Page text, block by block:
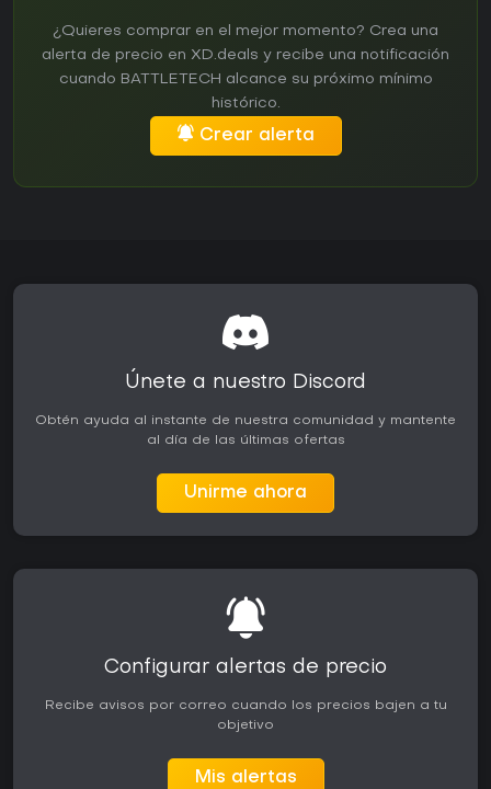
¿Quieres comprar en el mejor momento? Crea una
alerta de precio en XD.deals y recibe una notificación
cuando BATTLETECH alcance su próximo mínimo
histórico.
Crear alerta
Únete a nuestro Discord
Obtén ayuda al instante de nuestra comunidad y mantente
al día de las últimas ofertas
Unirme ahora
Configurar alertas de precio
Recibe avisos por correo cuando los precios bajen a tu
objetivo
Mis alertas